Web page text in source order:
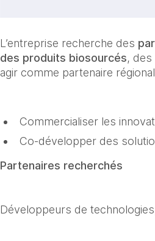
L’entreprise recherche des
des produits biosourcés, des
agir comme partenaire
Commercialiser les
Co-développer des
Partenaires recherchés
Développeurs de